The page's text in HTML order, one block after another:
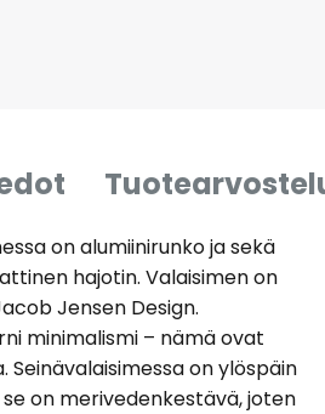
on alumiinirunko ja sekä
hajotin. Valaisimen on
Jensen Design.
minimalismi – nämä ovat
on ylöspäin
on merivedenkestävä, joten